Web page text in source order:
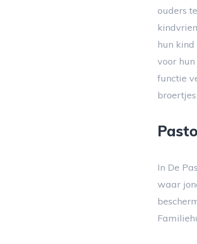
ouders
hun
voor
functie
In De
waar